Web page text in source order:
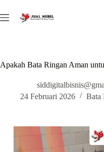
Apakah Bata Ringan Aman
24 Februari 2026
Bata